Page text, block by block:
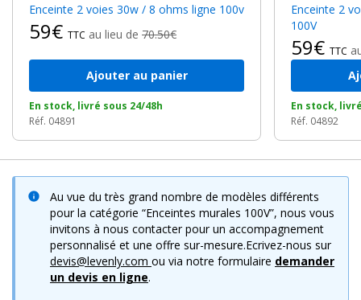
bars ou terrasses extérieures protégées.
- Sonorisation d’annonce dans les commerces, boutiques et
- Clarté vocale pour les réunions, conférences et espaces
administratifs.
- Intégration esthétique dans les musées, expositions et
espaces culturels.
compatibilité avec tout audio Public Address System assure une
mise en œuvre simple et une maintenance réduite, même sur
des installations multi-zones.
Découvrez l’ensemble de notre gamme d’enceintes 100V
réalisez une installation audio performante, esthétique et
Enceinte 2 voies 30w / 8 ohms ligne 100v
59€ TTC au lieu de 70.50€
Ajouter au panier
En stock, livré sous 24/48h
Réf. 04891
Enceinte 2 voies 20W / 8 Ohms ligne
100V
59€ TTC
En stock,
Réf. 04892
Au vue du très grand nombre de modèles différents
pour la catégorie “Enceintes murales 100V”, nous vous
invitons à nous contacter pour un accompagnement
personnalisé et une offre sur-mesure.Ecrivez-nous sur
devis@levenly.com ou via notre formulaire demander
un devis en ligne.